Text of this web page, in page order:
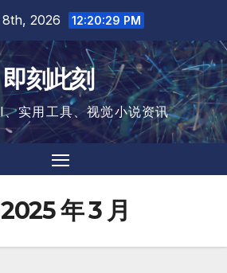
8th, 2026 12:20:30 PM
即刻此刻
实用工具、视觉小说资讯
2025 年 3 月